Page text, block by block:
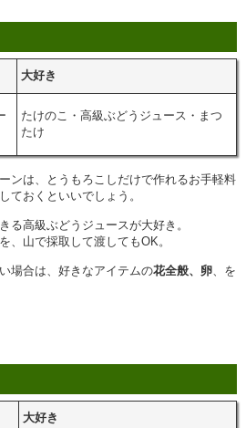
大好き
たけのこ・高級ぶどうジュース・まつ
たけ
ンは、とうもろこしだけで作れるお手軽料
ておくといいでしょう。
る高級ぶどうジュースが大好き。
を、山で採取して渡してもOK。
場合は、好きなアイテムの花全般、卵、を
大好き